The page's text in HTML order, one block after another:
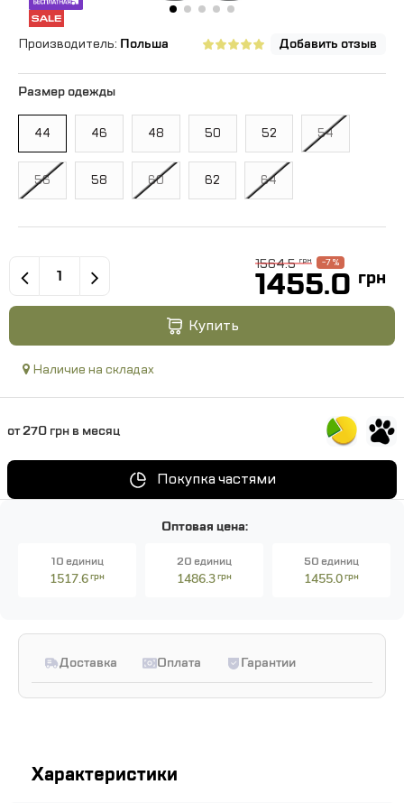
Добавить отзыв
Производитель: Польша
Размер одежды
44 46 48 50 52 54
56 58 60 62 64
1564.5грн -7 %
1455.0 грн
Купить
Наличие на складах
от 270 грн в месяц
Покупка частями
Оптовая цена:
10 единиц
1517.6грн
20 единиц
1486.3грн
50 единиц
1455.0грн
Доставка Оплата Гарантии
Характеристики